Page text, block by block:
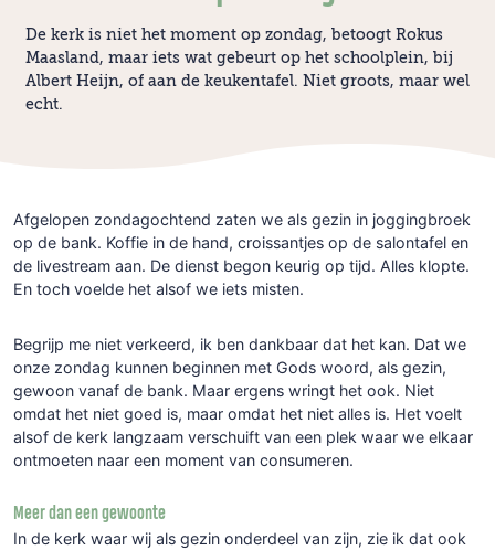
De kerk is niet het moment op zondag, betoogt Rokus
Maasland, maar iets wat gebeurt op het schoolplein, bij
Albert Heijn, of aan de keukentafel. Niet groots, maar wel
echt.
Afgelopen zondagochtend zaten we als gezin in joggingbroek
op de bank. Koffie in de hand, croissantjes op de salontafel en
de livestream aan. De dienst begon keurig op tijd. Alles klopte.
En toch voelde het alsof we iets misten.
Begrijp me niet verkeerd, ik ben dankbaar dat het kan. Dat we
onze zondag kunnen beginnen met Gods woord, als gezin,
gewoon vanaf de bank. Maar ergens wringt het ook. Niet
omdat het niet goed is, maar omdat het niet alles is. Het voelt
alsof de kerk langzaam verschuift van een plek waar we elkaar
ontmoeten naar een moment van consumeren.
Meer dan een gewoonte
In de kerk waar wij als gezin onderdeel van zijn, zie ik dat ook